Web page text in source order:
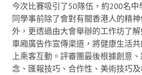
今次比賽吸引了50隊伍，約200名
同學事前除了會對有關香港人的精
外，更透過由大會舉辦的工作坊了
車廂廣告作宣傳渠道，將健康生活
上乘客互動。評審團最後根據創意
念、匯報技巧、合作性、美術技巧